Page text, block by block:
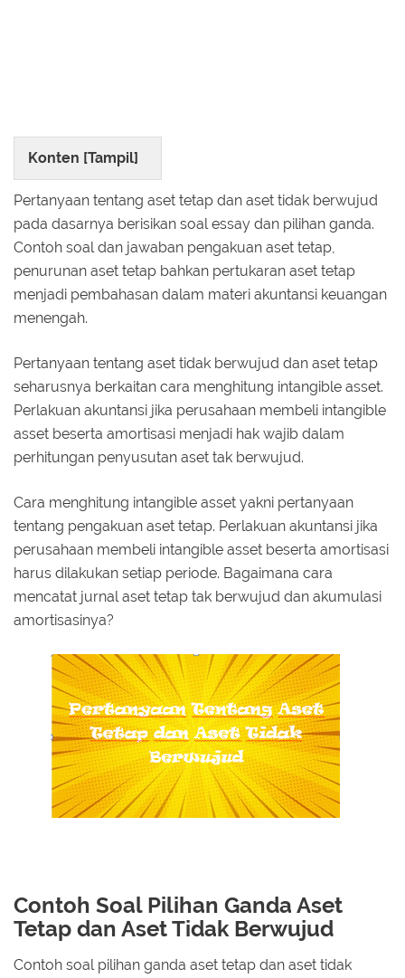
Konten [Tampil]
Pertanyaan tentang aset tetap dan aset tidak berwujud
pada dasarnya berisikan soal essay dan pilihan ganda.
Contoh soal dan jawaban pengakuan aset tetap,
penurunan aset tetap bahkan pertukaran aset tetap
menjadi pembahasan dalam materi akuntansi keuangan
menengah.
Pertanyaan tentang aset tidak berwujud dan aset tetap
seharusnya berkaitan cara menghitung intangible asset.
Perlakuan akuntansi jika perusahaan membeli intangible
asset beserta amortisasi menjadi hak wajib dalam
perhitungan penyusutan aset tak berwujud.
Cara menghitung intangible asset yakni pertanyaan
tentang pengakuan aset tetap. Perlakuan akuntansi jika
perusahaan membeli intangible asset beserta amortisasi
harus dilakukan setiap periode. Bagaimana cara
mencatat jurnal aset tetap tak berwujud dan akumulasi
amortisasinya?
Contoh Soal Pilihan Ganda Aset
Tetap dan Aset Tidak Berwujud
Contoh soal pilihan ganda aset tetap dan aset tidak